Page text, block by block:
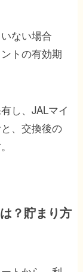
ない場合
トの有効期
し、JALマイ
、交換後の
？貯まり方